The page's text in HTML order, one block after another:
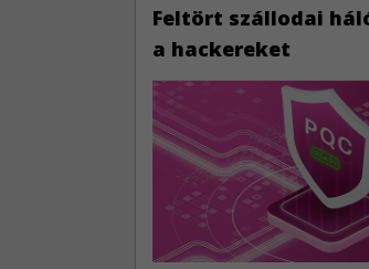
Feltört szállodai
a hackereket